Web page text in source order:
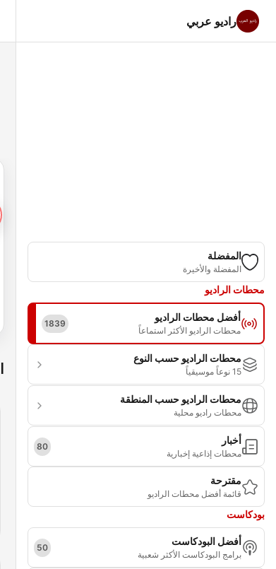
راديو عربي
المفضلة
المفضلة والأخيرة
محطات الراديو
أفضل محطات الراديو
محطات الراديو الأكثر استماعاً
1839
محطات الراديو حسب النوع
15 نوعاً موسيقياً
محطات الراديو حسب المنطقة
محطات راديو محلية
أخبار
محطات إذاعية إخبارية
80
مقترحة
قائمة أفضل محطات الراديو
بودكاست
أفضل البودكاست
برامج البودكاست الأكثر شعبية
50